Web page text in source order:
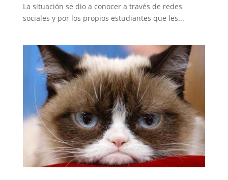
La situación se dio a conocer a través de redes
sociales y por los propios estudiantes que les...